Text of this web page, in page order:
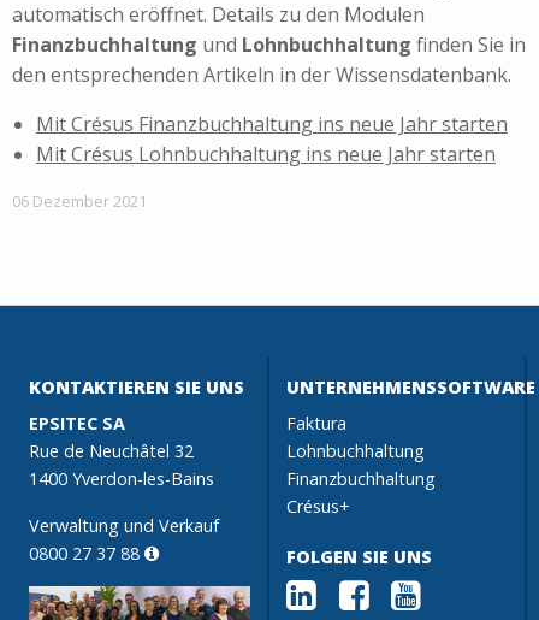
automatisch eröffnet. Details zu den Modulen
Finanzbuchhaltung und Lohnbuchhaltung finden Sie in
den entsprechenden Artikeln in der Wissensdatenbank.
Mit Crésus Finanzbuchhaltung ins neue Jahr starten
Mit Crésus Lohnbuchhaltung ins neue Jahr starten
06 Dezember 2021
KONTAKTIEREN SIE UNS
EPSITEC SA
Rue de Neuchâtel 32
1400 Yverdon-les-Bains
Verwaltung und Verkauf
0800 27 37 88
UNTERNEHMENSSOFTWARE
Faktura
Lohnbuchhaltung
Finanzbuchhaltung
Crésus+
FOLGEN SIE UNS